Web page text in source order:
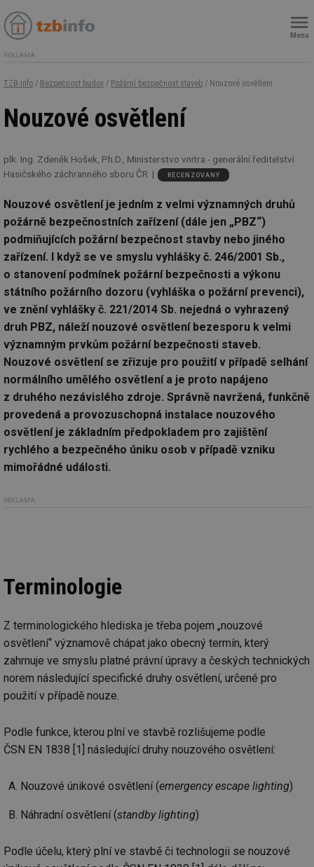
Menu
REKLAMA
TZB-info / Bezpečnost budov / Požární bezpečnost staveb / Nouzové osvětlení
Nouzové osvětlení
plk. Ing. Zdeněk Hošek, Ph.D., Ministerstvo vnitra - generální ředitelství
Hasičského záchranného sboru ČR
RECENZOVANÝ
Nouzové osvětlení je jedním z velmi významných druhů
požárně bezpečnostních zařízení (dále jen „PBZ“)
podmiňujících požární bezpečnost stavby nebo jiného
zařízení. I když se ve smyslu vyhlášky č. 246/2001 Sb.,
o stanovení podmínek požární bezpečnosti a výkonu
státního požárního dozoru (vyhláška o požární prevenci),
ve znění vyhlášky č. 221/2014 Sb. nejedná o vyhrazený
druh PBZ, náleží nouzové osvětlení bezesporu k velmi
významným prvkům požární bezpečnosti staveb.
Nouzové osvětlení se zřizuje pro použití v případě selhání
normálního umělého osvětlení a je proto napájeno
z druhého nezávislého zdroje. Správně navržená, funkčně
provedená a provozuschopná instalace nouzového
osvětlení je základním předpokladem pro zajištění
rychlého a bezpečného úniku osob v případě vzniku
mimořádné události.
REKLAMA
Terminologie
Z terminologického hlediska je třeba pojem „nouzové
osvětlení“ významově chápat jako obecný termín, který
zahrnuje ve smyslu platné právní úpravy a českých technických
norem následující specifické druhy osvětlení, určené pro
použití v případě nouze.
Podle funkce, kterou plní ve stavbě rozlišujeme podle
ČSN EN 1838 [1] následující druhy nouzového osvětlení:
Nouzové únikové osvětlení (emergency escape lighting)
Náhradní osvětlení (standby lighting)
Podle účelu, který plní ve stavbě či technologii se nouzové